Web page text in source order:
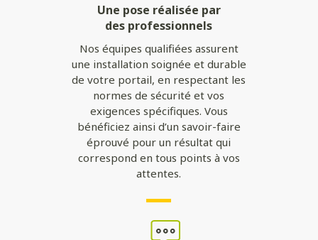
Une pose réalisée par
des professionnels
Nos équipes qualifiées assurent
une installation soignée et durable
de votre portail, en respectant les
normes de sécurité et vos
exigences spécifiques. Vous
bénéficiez ainsi d’un savoir-faire
éprouvé pour un résultat qui
correspond en tous points à vos
attentes.